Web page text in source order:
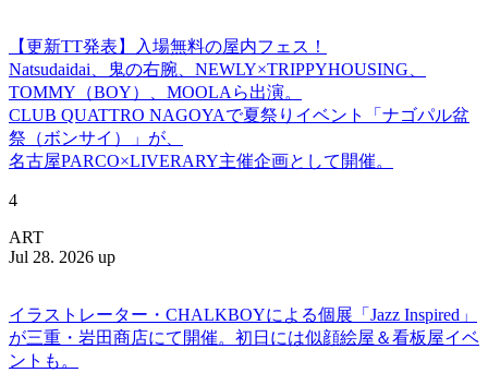
【更新TT発表】入場無料の屋内フェス！
Natsudaidai、鬼の右腕、NEWLY×TRIPPYHOUSING、
TOMMY（BOY）、MOOLAら出演。
CLUB QUATTRO NAGOYAで夏祭りイベント「ナゴパル盆
祭（ボンサイ）」が、
名古屋PARCO×LIVERARY主催企画として開催。
4
ART
Jul 28. 2026 up
イラストレーター・CHALKBOYによる個展「Jazz Inspired」
が三重・岩田商店にて開催。初日には似顔絵屋＆看板屋イベ
ントも。